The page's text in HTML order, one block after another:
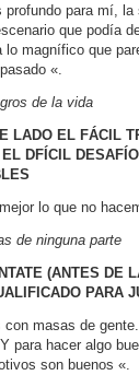
para mí,
que podía
magnífico que
«.
de la vida
LADO EL FÁCIL
DFÍCIL
lo que no
de ninguna parte
(ANTES DE
PARA
con masas de
para hacer algo
son buenos «.